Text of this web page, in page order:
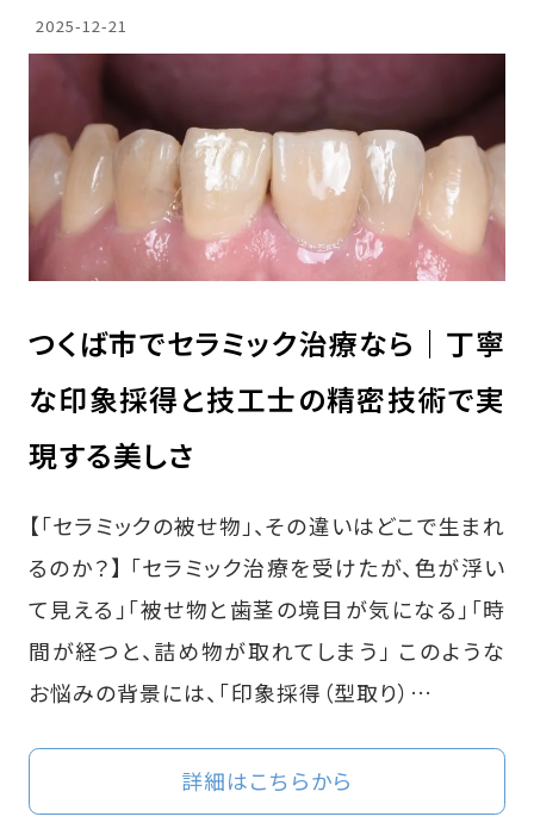
2025-12-21
つくば市でセラミック治療なら｜丁寧
な印象採得と技工士の精密技術で実
現する美しさ
【「セラミックの被せ物」、その違いはどこで生まれ
るのか？】 「セラミック治療を受けたが、色が浮い
て見える」「被せ物と歯茎の境目が気になる」「時
間が経つと、詰め物が取れてしまう」 このような
お悩みの背景には、「印象採得（型取り）…
詳細はこちらから